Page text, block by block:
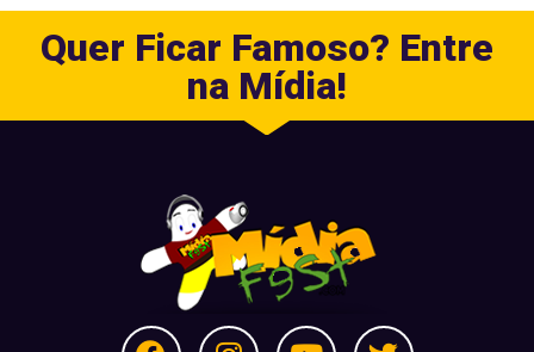
Quer Ficar Famoso? Entre
na Mídia!